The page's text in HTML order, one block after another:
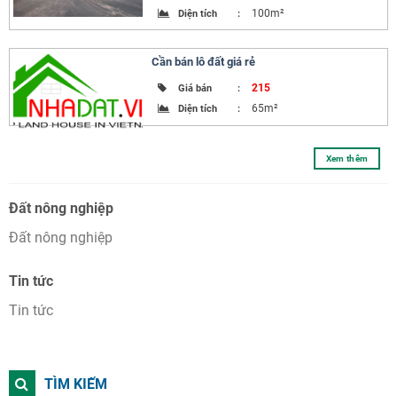
Diện tích : 100m²
Cần bán lô đất giá rẻ
Giá bán : 215
Diện tích : 65m²
Xem thêm
Đất nông nghiệp
Đất nông nghiệp
Tin tức
Tin tức
TÌM KIẾM